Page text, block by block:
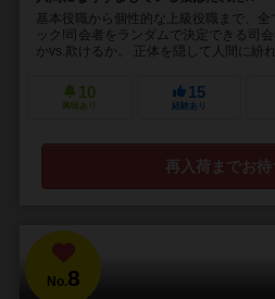
基本役職から個性的な上級役職まで、
ック!司会者をランダムで決定できる司
かvs.欺けるか。 正体を隠して人間に紛
10
興味あり
15
経験あり
再入荷までお
No.8